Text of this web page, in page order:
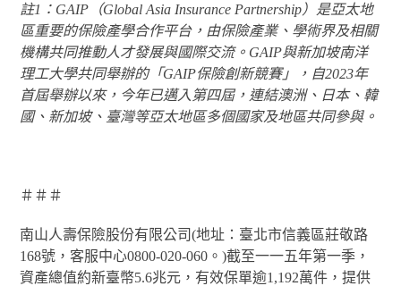
註1：GAIP（Global Asia Insurance Partnership）是亞太地
區重要的保險產學合作平台，由保險產業、學術界及相關
機構共同推動人才發展與國際交流。GAIP與新加坡南洋
理工大學共同舉辦的「GAIP保險創新競賽」，自2023年
首屆舉辦以來，今年已邁入第四屆，連結澳洲、日本、韓
國、新加坡、臺灣等亞太地區多個國家及地區共同參與。
＃＃＃
南山人壽保險股份有限公司(地址：臺北市信義區莊敬路
168號，客服中心0800-020-060。)截至一一五年第一季，
資產總值約新臺幣5.6兆元，有效保單逾1,192萬件，提供